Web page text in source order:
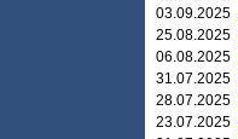
03.09.2025
25.08.2025
06.08.2025
31.07.2025
28.07.2025
23.07.2025